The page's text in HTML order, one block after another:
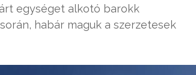
egységet alkotó barokk
habár maguk a szerzetesek